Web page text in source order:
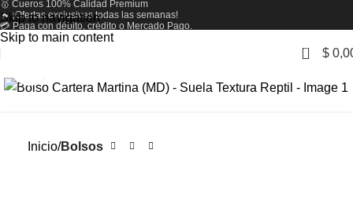
Skip to navigation
Skip to main content
🥇 Cueros 100% Calidad Premium
🔥 ¡Ofertas exclusivas todas las semanas!
💳 Paga con débito, crédito o Mercado Pago.
0 $
Inicio Bolsos